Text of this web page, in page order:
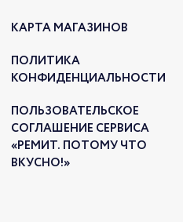
КАРТА МАГАЗИНОВ
ПОЛИТИКА
КОНФИДЕНЦИАЛЬНОСТИ
ПОЛЬЗОВАТЕЛЬСКОЕ
СОГЛАШЕНИЕ СЕРВИСА
«РЕМИТ. ПОТОМУ ЧТО
ВКУСНО!»